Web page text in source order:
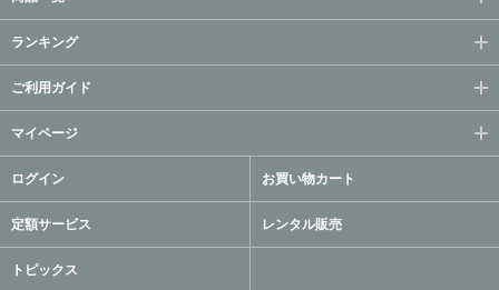
ランキング
ご利用ガイド
マイページ
ログイン お買い物カート
定額サービス レンタル販売
トピックス